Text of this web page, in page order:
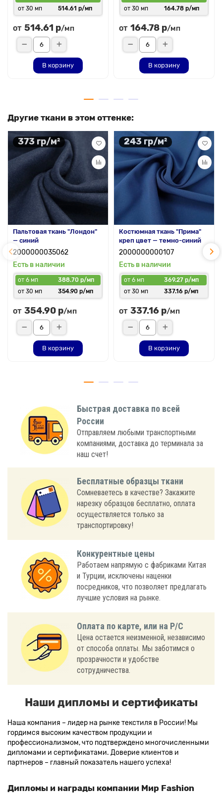
от 30 мп
514.61 р/мп
от 514.61 р/мп
В корзину
от 30 мп
164.78 р/мп
от 164.78 р/мп
В корзину
Другие ткани в этом оттенке:
373 гр/м²
Пальтовая ткань "Лондон"
— синий
2000000035062
Есть в наличии
от 6 мп
388.70 р/мп
от 30 мп
354.90 р/мп
от 354.90 р/мп
В корзину
243 гр/м²
Костюмная ткань "Прима"
креп цвет — темно-синий
2000000000107
Есть в наличии
от 6 мп
369.27 р/мп
от 30 мп
337.16 р/мп
от 337.16 р/мп
В корзину
Быстрая доставка по всей
России
Отправляем любыми транспортными
компаниями, доставка до терминала за
наш счет!
Бесплатные образцы ткани
Сомневаетесь в качестве? Закажите
нарезку образцов бесплатно, оплата
осуществляется только за
транспортировку!
Конкурентные цены
Работаем напрямую с фабриками Китая
и Турции, исключены наценки
посредников, что позволяет предлагать
лучшие условия на рынке.
Оплата по карте, или на Р/С
Цена остается неизменной, независимо
от способа оплаты. Мы заботимся о
прозрачности и удобстве
сотрудничества.
Наши дипломы и сертификаты
Наша компания – лидер на рынке текстиля в России! Мы
гордимся высоким качеством продукции и
профессионализмом, что подтверждено многочисленными
дипломами и сертификатами. Доверие клиентов и
партнеров – главный показатель нашего успеха!
Дипломы и награды компании Мир Fashion